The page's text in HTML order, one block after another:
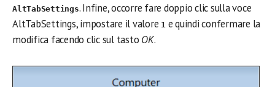
AltTabSettings. Infine, occorre fare doppio clic sulla voce
AltTabSettings, impostare il valore 1 e quindi confermare la
modifica facendo clic sul tasto OK.